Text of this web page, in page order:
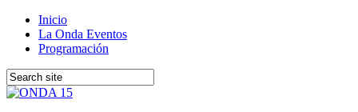
Inicio
La Onda Eventos
Programación